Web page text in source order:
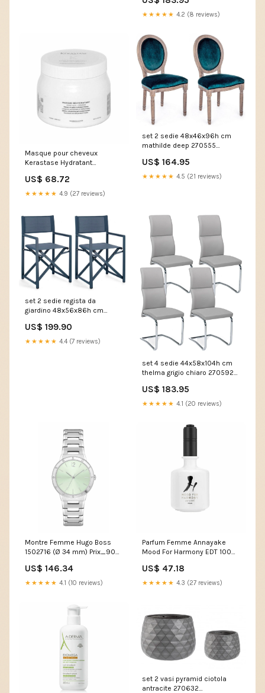
★★★★★ 4.2 (8 reviews)
Masque pour cheveux
Kerastase Hydratant
US$ 68.72
★★★★★ 4.9 (27 reviews)
set 2 sedie 48x46x96h cm
mathilde deep 270555
US$ 164.95
★★★★★ 4.5 (21 reviews)
set 2 sedie regista da
giardino 48x56x86h cm
VE1921PRIY024-CR
US$ 199.90
★★★★★ 4.4 (7 reviews)
set 4 sedie 44x58x104h cm
thelma grigio chiaro 270592
US$ 183.95
★★★★★ 4.1 (20 reviews)
Montre Femme Hugo Boss
1502716 (Ø 34 mm) Prix_900
US$ 146.34
★★★★★ 4.1 (10 reviews)
Parfum Femme Annayake
Mood For Harmony EDT 100
US$ 47.18
★★★★★ 4.3 (27 reviews)
set 2 vasi pyramid ciotola
antracite 270632